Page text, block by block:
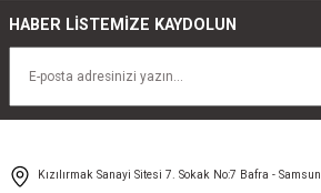
HABER LİSTEMİZE KAYDOLUN
Kızılırmak Sanayi Sitesi 7. Sokak No:7 Bafra - Samsun